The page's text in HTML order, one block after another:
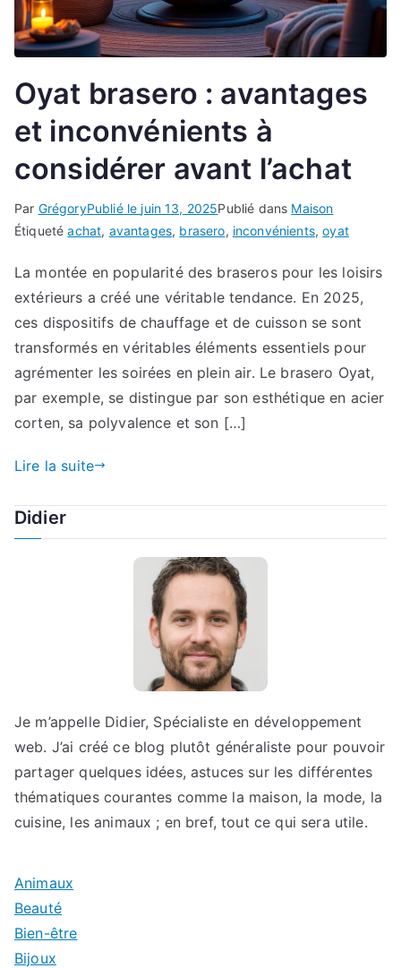
Oyat brasero : avantages
et inconvénients à
considérer avant l’achat
Par GrégoryPublié le juin 13, 2025Publié dans Maison
Étiquetéachat, avantages, brasero, inconvénients,oyat
La montée en popularité des braseros pour les loisirs
extérieurs a créé une véritable tendance. En 2025,
ces dispositifs de chauffage et de cuisson se sont
transformés en véritables éléments essentiels pour
agrémenter les soirées en plein air. Le brasero Oyat,
par exemple, se distingue par son esthétique en acier
corten, sa polyvalence et son […]
Lire la suite
Didier
Je m’appelle Didier, Spécialiste en développement
web. J’ai créé ce blog plutôt généraliste pour pouvoir
partager quelques idées, astuces sur les différentes
thématiques courantes comme la maison, la mode, la
cuisine, les animaux ; en bref, tout ce qui sera utile.
Animaux
Beauté
Bien-être
Bijoux